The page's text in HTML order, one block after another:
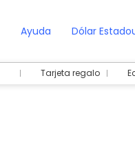
Ayuda Dólar
Tarjeta regalo